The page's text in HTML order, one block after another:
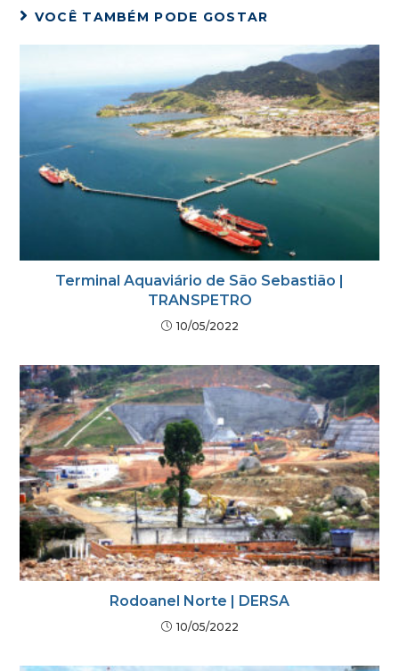
VOCÊ TAMBÉM PODE GOSTAR
Terminal Aquaviário de São Sebastião |
TRANSPETRO
10/05/2022
Rodoanel Norte | DERSA
10/05/2022